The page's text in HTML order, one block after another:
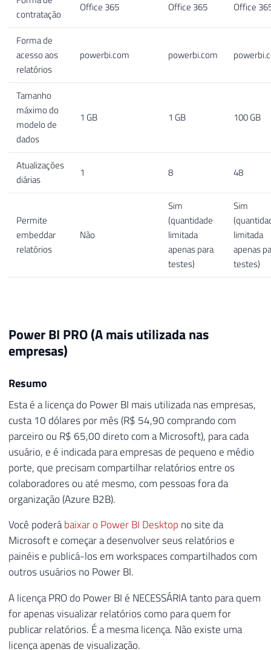
contratação
Office 365 Office 365 Office
Forma de
acesso aos
relatórios
powerbi.com powerbi.com
Tamanho
máximo do
modelo de
dados
1 GB 1 GB 100 GB
Atualizações
diárias
1 8 48
Permite
embeddar
relatórios
Não
Sim
(quantidade
limitada
apenas para
testes)
Sim
limitada
apenas
testes)
Power BI PRO (A mais utilizada nas
empresas)
Resumo
Esta é a licença do Power BI mais utilizada nas empresas,
custa 10 dólares por mês (R$ 54,90 comprando com
parceiro ou R$ 65,00 direto com a Microsoft), para cada
usuário, e é indicada para empresas de pequeno e médio
porte, que precisam compartilhar relatórios entre os
colaboradores ou até mesmo, com pessoas fora da
organização (Azure B2B).
Você poderábaixar o Power BI Desktop no site da
Microsoft e começar a desenvolver seus relatórios e
painéis e publicá-los em workspaces compartilhados com
outros usuários no Power BI.
A licença PRO do Power BI é NECESSÁRIA tanto para quem
for apenas visualizar relatórios como para quem for
publicar relatórios. É a mesma licença. Não existe uma
licença apenas de visualização.